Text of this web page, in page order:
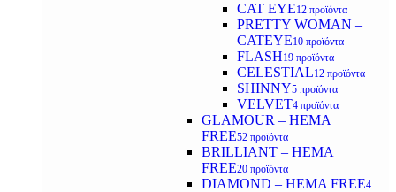
CAT EYE12 προϊόντα
PRETTY WOMAN –
CATEYE10 προϊόντα
FLASH19 προϊόντα
CELESTIAL12 προϊόντα
SHINNY5 προϊόντα
VELVET4 προϊόντα
GLAMOUR – HEMA
FREE52 προϊόντα
BRILLIANT – HEMA
FREE20 προϊόντα
DIAMOND – HEMA FREE4